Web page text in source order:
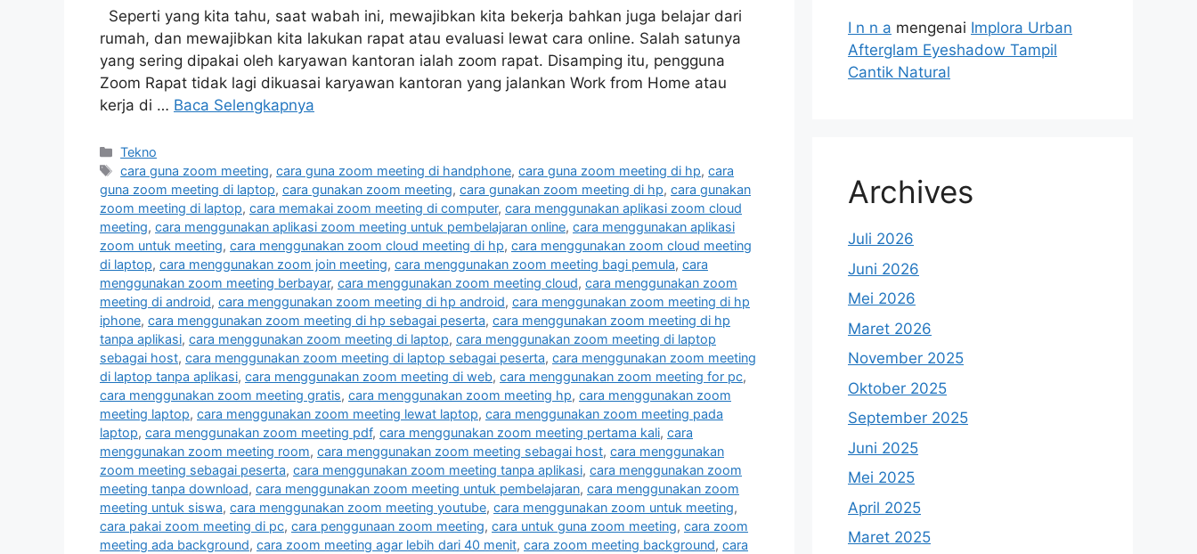
Seperti yang kita tahu, saat wabah ini, mewajibkan kita bekerja bahkan juga belajar dari
rumah, dan mewajibkan kita lakukan rapat atau evaluasi lewat cara online. Salah satunya
yang sering dipakai oleh karyawan kantoran ialah zoom rapat. Disamping itu, pengguna
Zoom Rapat tidak lagi dikuasai karyawan kantoran yang jalankan Work from Home atau
kerja di … Baca Selengkapnya
Kategori
Tekno
Tag
cara guna zoom meeting,cara guna zoom meeting di handphone,cara guna zoom meeting di hp,cara
guna zoom meeting di laptop, cara gunakan zoom meeting, cara gunakan zoom meeting di hp, cara gunakan
zoom meeting di laptop, cara memakai zoom meeting di computer, cara menggunakan aplikasi zoom cloud
meeting, cara menggunakan aplikasi zoom meeting untuk pembelajaran online, cara menggunakan aplikasi
zoom untuk meeting, cara menggunakan zoom cloud meeting di hp, cara menggunakan zoom cloud meeting
di laptop, cara menggunakan zoom join meeting, cara menggunakan zoom meeting bagi pemula, cara
menggunakan zoom meeting berbayar, cara menggunakan zoom meeting cloud, cara menggunakan zoom
meeting di android, cara menggunakan zoom meeting di hp android, cara menggunakan zoom meeting di hp
iphone, cara menggunakan zoom meeting di hp sebagai peserta, cara menggunakan zoom meeting di hp
tanpa aplikasi, cara menggunakan zoom meeting di laptop, cara menggunakan zoom meeting di laptop
sebagai host, cara menggunakan zoom meeting di laptop sebagai peserta, cara menggunakan zoom meeting
di laptop tanpa aplikasi, cara menggunakan zoom meeting di web, cara menggunakan zoom meeting for pc,
cara menggunakan zoom meeting gratis, cara menggunakan zoom meeting hp, cara menggunakan zoom
meeting laptop, cara menggunakan zoom meeting lewat laptop, cara menggunakan zoom meeting pada
laptop, cara menggunakan zoom meeting pdf, cara menggunakan zoom meeting pertama kali, cara
menggunakan zoom meeting room, cara menggunakan zoom meeting sebagai host, cara menggunakan
zoom meeting sebagai peserta, cara menggunakan zoom meeting tanpa aplikasi, cara menggunakan zoom
meeting tanpa download, cara menggunakan zoom meeting untuk pembelajaran, cara menggunakan zoom
meeting untuk siswa, cara menggunakan zoom meeting youtube, cara menggunakan zoom untuk meeting,
cara pakai zoom meeting di pc, cara penggunaan zoom meeting, cara untuk guna zoom meeting, cara zoom
meeting ada background, cara zoom meeting agar lebih dari 40 menit, cara zoom meeting background, cara
I n n a mengenai Implora Urban
Afterglam Eyeshadow Tampil
Cantik Natural
Archives
Juli 2026
Juni 2026
Mei 2026
Maret 2026
November 2025
Oktober 2025
September 2025
Juni 2025
Mei 2025
April 2025
Maret 2025